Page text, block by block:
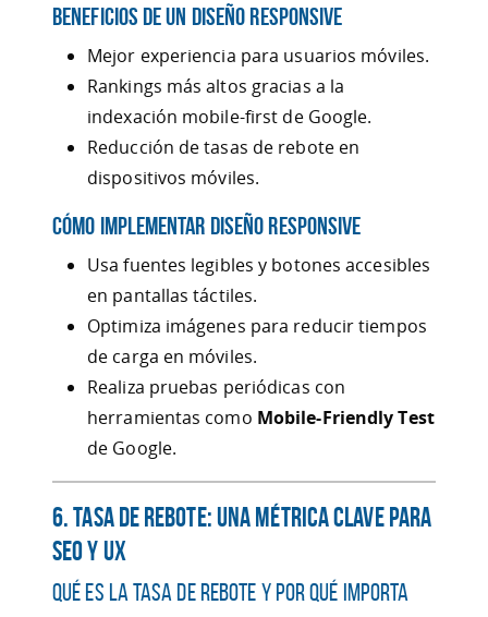
Beneficios de un Diseño Responsive
Mejor experiencia para usuarios móviles.
Rankings más altos gracias a la
indexación mobile-first de Google.
Reducción de tasas de rebote en
dispositivos móviles.
Cómo Implementar Diseño Responsive
Usa fuentes legibles y botones accesibles
en pantallas táctiles.
Optimiza imágenes para reducir tiempos
de carga en móviles.
Realiza pruebas periódicas con
herramientas como Mobile-Friendly Test
de Google.
6. Tasa de Rebote: Una Métrica Clave para
SEO y UX
Qué es la Tasa de Rebote y Por Qué Importa